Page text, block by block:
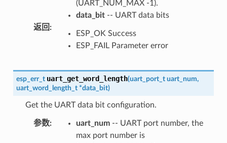
(UART_NUM_MAX -1).
data_bit-- UART data bits
返回 :
ESP_OK Success
ESP_FAIL Parameter error
esp_err_t uart_get_word_length(uart_port_t uart_num,
uart_word_length_t *data_bit)
Get the UART data bit configuration.
参数: uart_num-- UART port number, the
max port number is